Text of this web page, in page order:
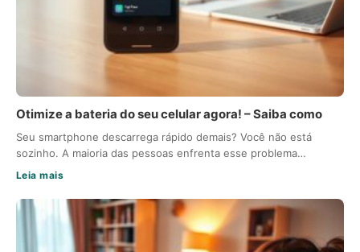
Otimize a bateria do seu celular agora! – Saiba como
Seu smartphone descarrega rápido demais? Você não está
sozinho. A maioria das pessoas enfrenta esse problema…
Leia mais